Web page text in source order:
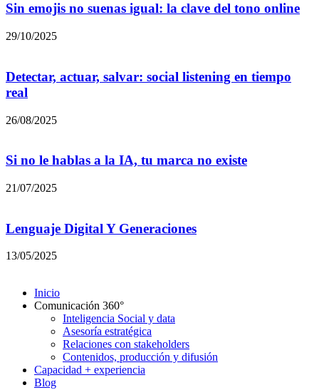
Sin emojis no suenas igual: la clave del tono online
29/10/2025
Detectar, actuar, salvar: social listening en tiempo
real
26/08/2025
Si no le hablas a la IA, tu marca no existe
21/07/2025
Lenguaje Digital Y Generaciones
13/05/2025
Inicio
Comunicación 360°
Inteligencia Social y data
Asesoría estratégica
Relaciones con stakeholders
Contenidos, producción y difusión
Capacidad + experiencia
Blog